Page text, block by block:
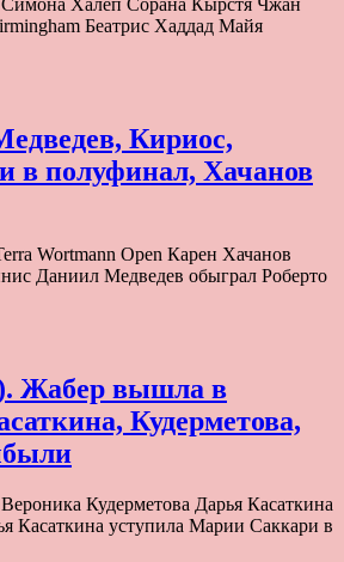
Симона Халеп Сорана Кырстя Чжан
Беатрис Хаддад Майя
Кириос,
в полуфинал, Хачанов
Wortmann Open Карен Хачанов
Даниил Медведев обыграл Роберто
Жабер вышла в
Кудерметова,
Кудерметова Дарья Касаткина
Касаткина уступила Марии Саккари в